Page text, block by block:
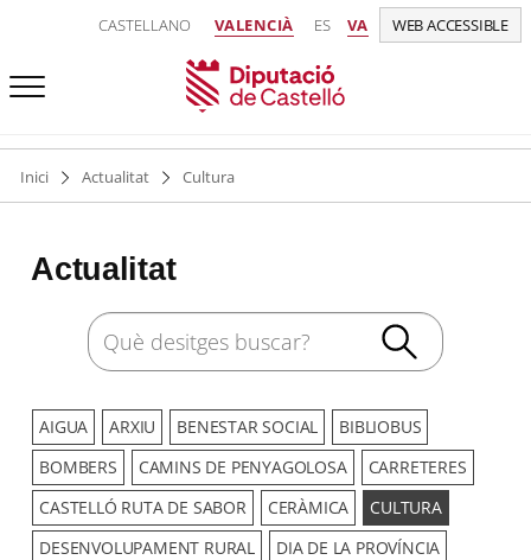
CASTELLANO VALENCIÀ ES VA WEB ACCESSIBLE
Inici Actualitat Cultura
Actualitat
AIGUA ARXIU BENESTAR SOCIAL
BIBLIOBUS
BOMBERS
CAMINS DE PENYAGOLOSA
CARRETERES
CASTELLÓ RUTA DE SABOR
CERÀMICA
CULTURA
DESENVOLUPAMENT RURAL
DIA DE LA PROVÍNCIA